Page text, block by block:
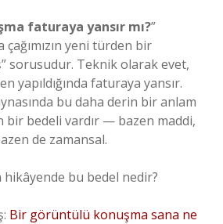
faturaya yansır mı?”
yeni türden bir
sorusudur. Teknik olarak evet,
yapıldığında faturaya yansır.
bu daha derin bir anlam
bir bedeli vardır — bazen maddi,
de zamansal.
bu bedel nedir?
Bir görüntülü konuşma sana ne